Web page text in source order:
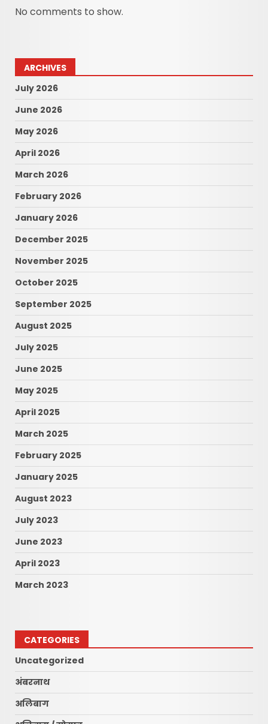
No comments to show.
ARCHIVES
July 2026
June 2026
May 2026
April 2026
March 2026
February 2026
January 2026
December 2025
November 2025
October 2025
September 2025
August 2025
July 2025
June 2025
May 2025
April 2025
March 2025
February 2025
January 2025
August 2023
July 2023
June 2023
April 2023
March 2023
CATEGORIES
Uncategorized
अंबरनाथ
अलिबाग